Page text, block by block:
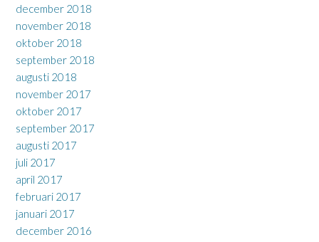
december 2018
november 2018
oktober 2018
september 2018
augusti 2018
november 2017
oktober 2017
september 2017
augusti 2017
juli 2017
april 2017
februari 2017
januari 2017
december 2016